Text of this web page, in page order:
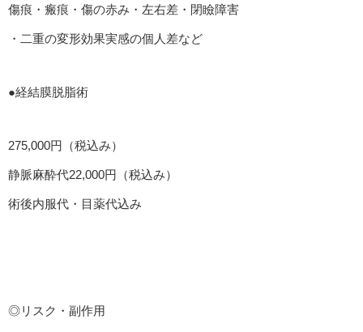
傷痕・瘢痕・傷の赤み・左右差・閉瞼障害
・二重の変形効果実感の個人差など
●経結膜脱脂術
275,000円（税込み）
静脈麻酔代22,000円（税込み）
術後内服代・目薬代込み
◎リスク・副作用